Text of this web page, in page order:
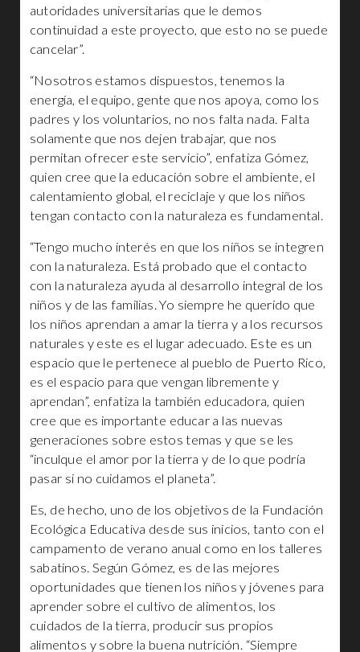
autoridades universitarias que le demos
continuidad a este proyecto, que esto no se puede
cancelar”.
“Nosotros estamos dispuestos, tenemos la
energía, el equipo, gente que nos apoya, como los
padres y los voluntarios, no nos falta nada. Falta
solamente que nos dejen trabajar, que nos
permitan ofrecer este servicio”, enfatiza Gómez,
quien cree que la educación sobre el ambiente, el
calentamiento global, el reciclaje y que los niños
tengan contacto con la naturaleza es fundamental.
“Tengo mucho interés en que los niños se integren
con la naturaleza. Está probado que el contacto
con la naturaleza ayuda al desarrollo integral de los
niños y de las familias. Yo siempre he querido que
los niños aprendan a amar la tierra y a los recursos
naturales y este es el lugar adecuado. Este es un
espacio que le pertenece al pueblo de Puerto Rico,
es el espacio para que vengan libremente y
aprendan”, enfatiza la también educadora, quien
cree que es importante educar a las nuevas
generaciones sobre estos temas y que se les
“inculque el amor por la tierra y de lo que podría
pasar si no cuidamos el planeta”.
Es, de hecho, uno de los objetivos de la Fundación
Ecológica Educativa desde sus inicios, tanto con el
campamento de verano anual como en los talleres
sabatinos. Según Gómez, es de las mejores
oportunidades que tienen los niños y jóvenes para
aprender sobre el cultivo de alimentos, los
cuidados de la tierra, producir sus propios
alimentos y sobre la buena nutrición. “Siempre